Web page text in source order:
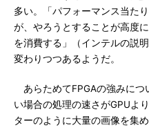
多い。「パフォーマンス当た
が、やろうとすることが高度
を消費する」（インテルの説
変わりつつあるようだ。
あらためてFPGAの強みにつ
い場合の処理の速さがGPUよ
ターのように大量の画像を集